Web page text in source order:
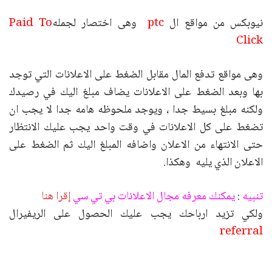
نيوبكس من مواقع ال ptc وهى اختصار لجملهPaid To
Click
وهى مواقع تدفع المال مقابل الضغط على الاعلانات التي توجد
بها وبعد الضغط على الاعلانات يضاف مبلغ اليك في رصيدك
ولكنه مبلغ بسيط جدا ، ويوجد ملحوظه هامه جدا لا يجب ان
تضغط على كل الاعلانات في وقت واحد يجب عليك الانتظار
حتى الانتهاء من الاعلان واضافه المبلغ اليك ثم الضغط على
الاعلان الذي يليه وهكذا.
تنبيه:يمكنك معرفه مجال الاعلانات بي تي سيإقرا هنا
ولكي تزيد ارباحك يجب عليك الحصول على الريفيرال
referral